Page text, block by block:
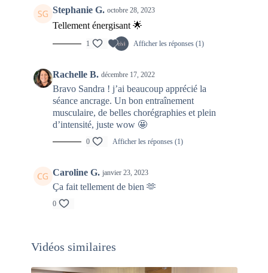
Stephanie G. octobre 28, 2023
Tellement énergisant 🌟
1 Afficher les réponses (1)
Rachelle B. décembre 17, 2022
Bravo Sandra ! j’ai beaucoup apprécié la
séance ancrage. Un bon entraînement
musculaire, de belles chorégraphies et plein
d’intensité, juste wow 🤩
0 Afficher les réponses (1)
Caroline G. janvier 23, 2023
Ça fait tellement de bien 🫶
0
Vidéos similaires